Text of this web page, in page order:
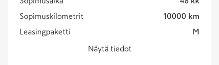
Sopimuskilometrit
10000 km
Leasingpaketti
M
Näytä tiedot